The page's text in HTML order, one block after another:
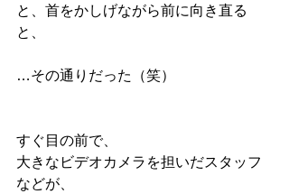
と、首をかしげながら前に向き直る
と、
…その通りだった（笑）
すぐ目の前で、
大きなビデオカメラを担いだスタッフ
などが、